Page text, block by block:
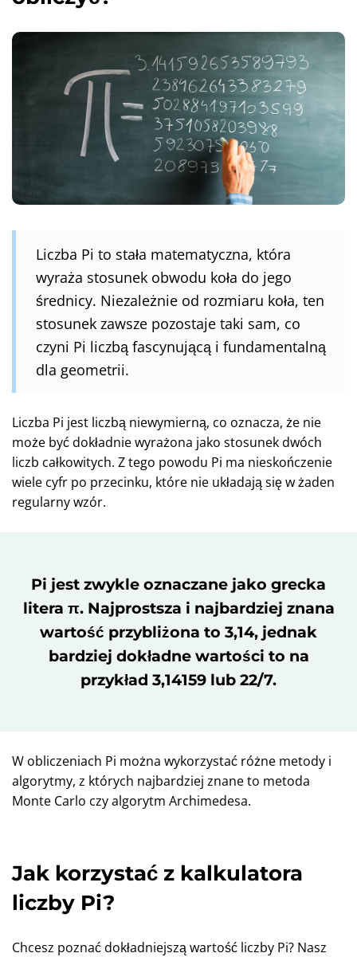
Liczba Pi to stała matematyczna, która
wyraża stosunek obwodu koła do jego
średnicy. Niezależnie od rozmiaru koła, ten
stosunek zawsze pozostaje taki sam, co
czyni Pi liczbą fascynującą i fundamentalną
dla geometrii.
Liczba Pi jest liczbą niewymierną, co oznacza, że nie
może być dokładnie wyrażona jako stosunek dwóch
liczb całkowitych. Z tego powodu Pi ma nieskończenie
wiele cyfr po przecinku, które nie układają się w żaden
regularny wzór.
Pi jest zwykle oznaczane jako grecka
litera π. Najprostsza i najbardziej znana
wartość przybliżona to 3,14, jednak
bardziej dokładne wartości to na
przykład 3,14159 lub 22/7.
W obliczeniach Pi można wykorzystać różne metody i
algorytmy, z których najbardziej znane to metoda
Monte Carlo czy algorytm Archimedesa.
Jak korzystać z kalkulatora
liczby Pi?
Chcesz poznać dokładniejszą wartość liczby Pi? Nasz